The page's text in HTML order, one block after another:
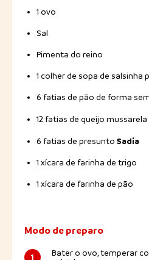
1 ovo
Sal
Pimenta do reino
1 colher de sopa de salsinha
6 fatias de pão de forma
12 fatias de queijo mussarela
6 fatias de presunto Sadia
1 xícara de farinha de trigo
1 xícara de farinha de pão
Modo de preparo
1
Bater o ovo, temperar